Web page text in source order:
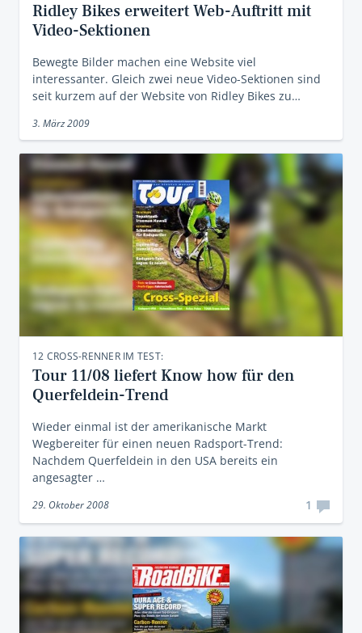
Ridley Bikes erweitert Web-Auftritt mit
Video-Sektionen
Bewegte Bilder machen eine Website viel
interessanter. Gleich zwei neue Video-Sektionen sind
seit kurzem auf der Website von Ridley Bikes zu…
3. März 2009
12 CROSS-RENNER IM TEST:
Tour 11/08 liefert Know how für den
Querfeldein-Trend
Wieder einmal ist der amerikanische Markt
Wegbereiter für einen neuen Radsport-Trend:
Nachdem Querfeldein in den USA bereits ein
angesagter …
29. Oktober 2008 1